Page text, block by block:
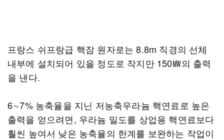
프랑스 쉬프랑급 핵잠 원자로는 8.8m 직경의 선체
내부에 설치되어 있을 정도로 작지만 150㎿의 출력
을 낸다.
6∼7% 농축율을 지닌 저농축우라늄 핵연료로 높은
출력을 얻으려면, 우라늄 밀도를 상업용 핵연료보다
훨씬 높여서 낮은 농축율의 한계를 보완하는 작업이